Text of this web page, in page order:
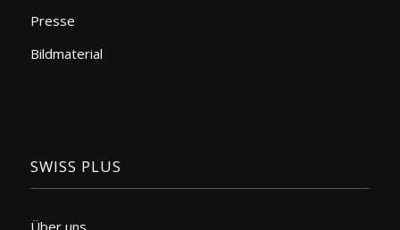
Presse
Bildmaterial
SWISS PLUS